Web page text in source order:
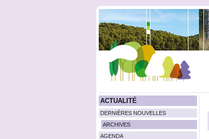
ACTUALITÉ
DERNIÈRES NOUVELLES
ARCHIVES
AGENDA